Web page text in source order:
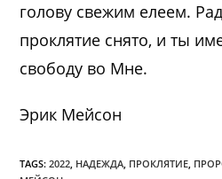
голову свежим елеем.
проклятие снято, и ты
свободу во Мне.
Эрик Мейсон
TAGS:2022, НАДЕЖДА, ПРОКЛЯТИЕ,